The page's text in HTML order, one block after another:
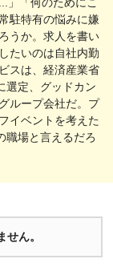
駐特有の悩みに嫌
うか。求人を書い
たいのは自社内勤
スは、経済産業省
選定、グッドカン
ループ会社だ。プ
イベントを考えた
職場と言えるだろ
ん。